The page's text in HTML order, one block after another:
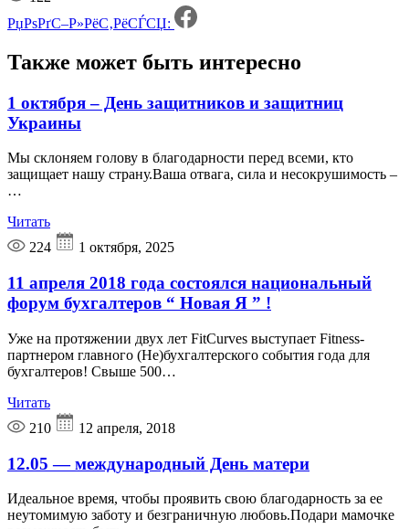
РџРѕРґС–Р»РёС‚РёСЃСЏ:
Также может быть интересно
1 октября – День защитников и защитниц
Украины
Мы склоняем голову в благодарности перед всеми, кто
защищает нашу страну.Ваша отвага, сила и несокрушимость –
…
Читать
224
1 октября, 2025
11 апреля 2018 года состоялся национальный
форум бухгалтеров “ Новая Я ” !
Уже на протяжении двух лет FitCurves выступает Fitness-
партнером главного (Не)бухгалтерского события года для
бухгалтеров! Свыше 500…
Читать
210
12 апреля, 2018
12.05 — международный День матери
Идеальное время, чтобы проявить свою благодарность за ее
неутомимую заботу и безграничную любовь.Подари мамочке